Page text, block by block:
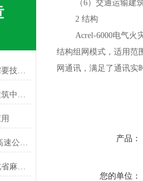
电气火灾监控系统解析：行业需要技术革新
浅谈电气火灾监控系统在医疗建筑中的应用
AcrelEMS综合能效系统在新晋高速公路的应用
安科瑞电气火灾监控系统在湖北省麻城广场的设计与应用
（6）交通运输建
2 结构
Acrel-6000电气火
结构组网模式，适用范
网通讯，满足了通讯实
产品：
您的单位：